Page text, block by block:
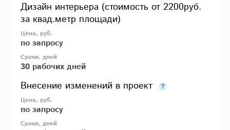
Дизайн интерьера (стоимость от 2200руб.
за квад.метр площади)
по запросу
30 рабочих дней
Внесение изменений в проект
по запросу